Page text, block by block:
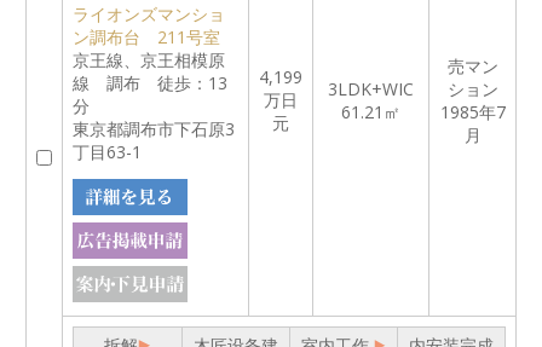
ライオンズマンショ
ン調布台 211号室
京王線、京王相模原
線 調布 徒歩：13
分
東京都調布市下石原3
丁目63-1
4,199
万日
元
3LDK+WIC
61.21㎡
売マン
ション
1985年7
月